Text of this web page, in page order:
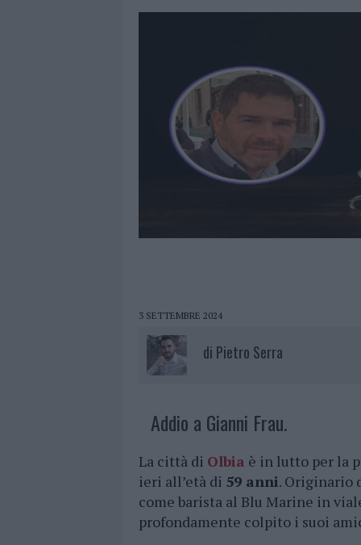
3 SETTEMBRE 2024
di Pietro Serra
Addio a Gianni Frau.
La città di Olbia è in lutto per la
ieri all’età di 59 anni. Originario
come barista al Blu Marine in
profondamente colpito i suoi